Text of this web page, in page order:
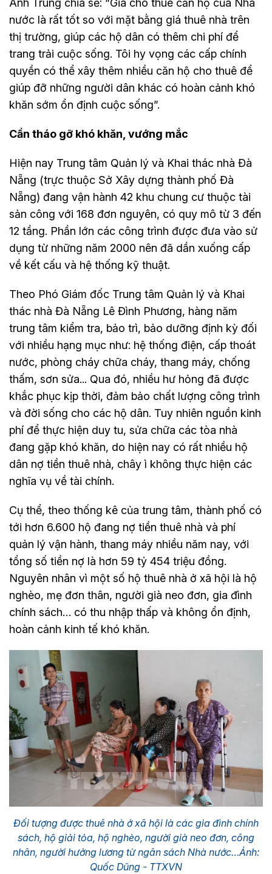
Anh Trung chia sẻ: “Giá cho thuê căn hộ của Nhà
nước là rất tốt so với mặt bằng giá thuê nhà trên
thị trường, giúp các hộ dân có thêm chi phí để
trang trải cuộc sống. Tôi hy vọng các cấp chính
quyền có thể xây thêm nhiều căn hộ cho thuê để
giúp đỡ những người dân khác có hoàn cảnh khó
khăn sớm ổn định cuộc sống”.
Cần tháo gỡ khó khăn, vướng mắc
Hiện nay Trung tâm Quản lý và Khai thác nhà Đà
Nẵng (trực thuộc Sở Xây dựng thành phố Đà
Nẵng) đang vận hành 42 khu chung cư thuộc tài
sản công với 168 đơn nguyên, có quy mô từ 3 đến
12 tầng. Phần lớn các công trình được đưa vào sử
dụng từ những năm 2000 nên đã dần xuống cấp
về kết cấu và hệ thống kỹ thuật.
Theo Phó Giám đốc Trung tâm Quản lý và Khai
thác nhà Đà Nẵng Lê Đình Phương, hàng năm
trung tâm kiểm tra, bảo trì, bảo dưỡng định kỳ đối
với nhiều hạng mục như: hệ thống điện, cấp thoát
nước, phòng cháy chữa cháy, thang máy, chống
thấm, sơn sửa... Qua đó, nhiều hư hỏng đã được
khắc phục kịp thời, đảm bảo chất lượng công trình
và đời sống cho các hộ dân. Tuy nhiên nguồn kinh
phí để thực hiện duy tu, sửa chữa các tòa nhà
đang gặp khó khăn, do hiện nay có rất nhiều hộ
dân nợ tiền thuê nhà, chây ì không thực hiện các
nghĩa vụ về tài chính.
Cụ thể, theo thống kê của trung tâm, thành phố có
tới hơn 6.600 hộ đang nợ tiền thuê nhà và phí
quản lý vận hành, thang máy nhiều năm nay, với
tổng số tiền nợ là hơn 59 tỷ 454 triệu đồng.
Nguyên nhân vì một số hộ thuê nhà ở xã hội là hộ
nghèo, mẹ đơn thân, người già neo đơn, gia đình
chính sách… có thu nhập thấp và không ổn định,
hoàn cảnh kinh tế khó khăn.
Đối tượng được thuê nhà ở xã hội là các gia đình chính
sách, hộ giải tỏa, hộ nghèo, người già neo đơn, công
nhân, người hưởng lương từ ngân sách Nhà nước…Ảnh:
Quốc Dũng - TTXVN